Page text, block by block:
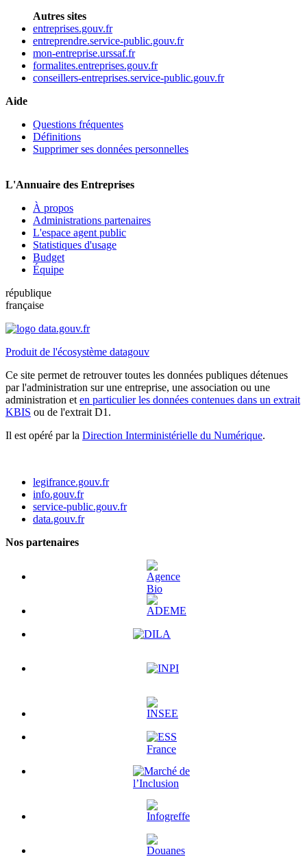
Autres sites
entreprises.gouv.fr
entreprendre.service-public.gouv.fr
mon-entreprise.urssaf.fr
formalites.entreprises.gouv.fr
conseillers-entreprises.service-public.gouv.fr
Aide
Questions fréquentes
Définitions
Supprimer ses données personnelles
L'Annuaire des Entreprises
À propos
Administrations partenaires
L'espace agent public
Statistiques d'usage
Budget
Équipe
république
française
Produit de l'écosystème datagouv
Ce site permet de retrouver toutes les données publiques détenues
par l'administration sur une entreprise, une association ou une
administration et en particulier les données contenues dans un extrait
KBIS ou de l'extrait D1.
Il est opéré par la Direction Interministérielle du Numérique.
legifrance.gouv.fr
info.gouv.fr
service-public.gouv.fr
data.gouv.fr
Nos partenaires